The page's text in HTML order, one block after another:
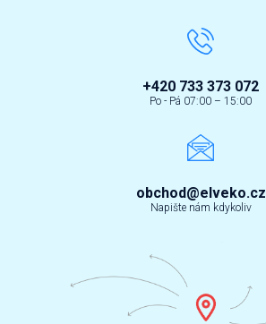
+420 733 373 072
Po - Pá 07:00 – 15:00
obchod@elveko.cz
Napište nám kdykoliv